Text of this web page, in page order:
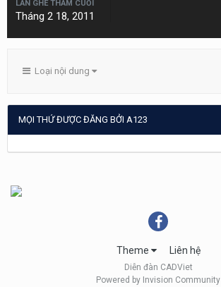
LẦN GHÉ THĂM CUỐI
Tháng 2 18, 2011
Loại nội dung
MỌI THỨ ĐƯỢC ĐĂNG BỞI A123
Theme Liên hệ
Diễn đàn CADViet
Powered by Invision Community